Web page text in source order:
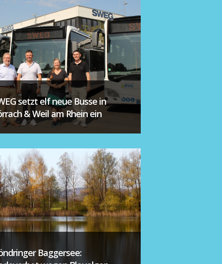
setzt elf neue Busse in
& Weil am Rhein ein
Baggersee: